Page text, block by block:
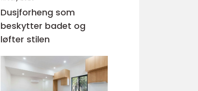
Dusjforheng som
beskytter badet og
løfter stilen